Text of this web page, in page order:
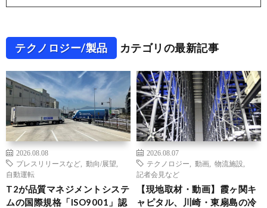
テクノロジー/製品 カテゴリの最新記事
2026.08.08
プレスリリースなど
動向/展望
自動運転
T2が品質マネジメントシステ
ムの国際規格「ISO9001」認
2026.08.07
テクノロジー
動画 物流施設
記者会見など
【現地取材・動画】霞ヶ関キ
ャピタル、川崎・東扇島の冷